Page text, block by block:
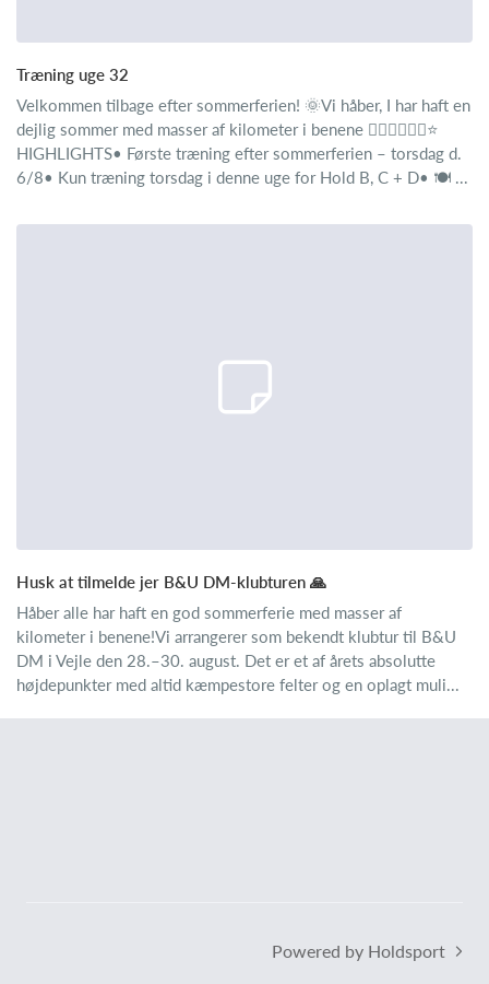
Træning uge 32
Velkommen tilbage efter sommerferien! 🌞Vi håber, I har haft en
dejlig sommer med masser af kilometer i benene 🚴‍♂️🚴‍♂️🚴‍♂️⭐
HIGHLIGHTS• Første træning efter sommerferien – torsdag d.
6/8• Kun træning torsdag i denne uge for Hold B, C + D• 🍽️ ...
Husk at tilmelde jer B&U DM-klubturen 🙏
Håber alle har haft en god sommerferie med masser af
kilometer i benene!Vi arrangerer som bekendt klubtur til B&U
DM i Vejle den 28.–30. august. Det er et af årets absolutte
højdepunkter med altid kæmpestore felter og en oplagt muli...
Powered by Holdsport